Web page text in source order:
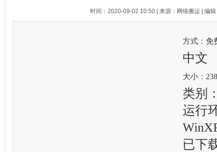
时间：2020-09-02 10:50 | 来源：网络搬运 | 编
方式：免
中文
大小：
类别
运行
已下